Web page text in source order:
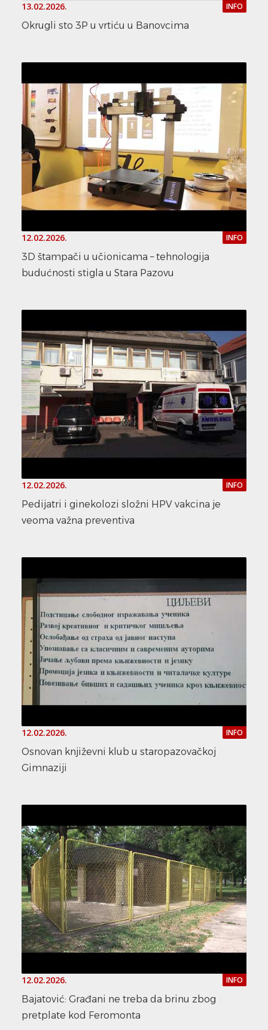
13.02.2026. INFO
Okrugli sto 3P u vrtiću u Banovcima
12.02.2026. INFO
3D štampači u učionicama – tehnologija
budućnosti stigla u Stara Pazovu
12.02.2026. INFO
Pedijatri i ginekolozi složni HPV vakcina je
veoma važna preventiva
12.02.2026. INFO
Osnovan književni klub u staropazovačkoj
Gimnaziji
12.02.2026. INFO
Bajatović: Građani ne treba da brinu zbog
pretplate kod Feromonta